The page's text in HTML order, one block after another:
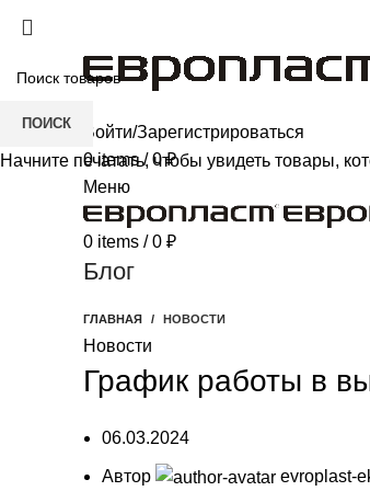
Войти/Зарегистрироваться
0items / 0₽
Меню
0 items / 0 ₽
Блог
ГЛАВНАЯ НОВОСТИ
Новости
График работы в
06.03.2024
Автор evroplast-
ПОИСК
Начните печатать, чтобы увидеть товары,